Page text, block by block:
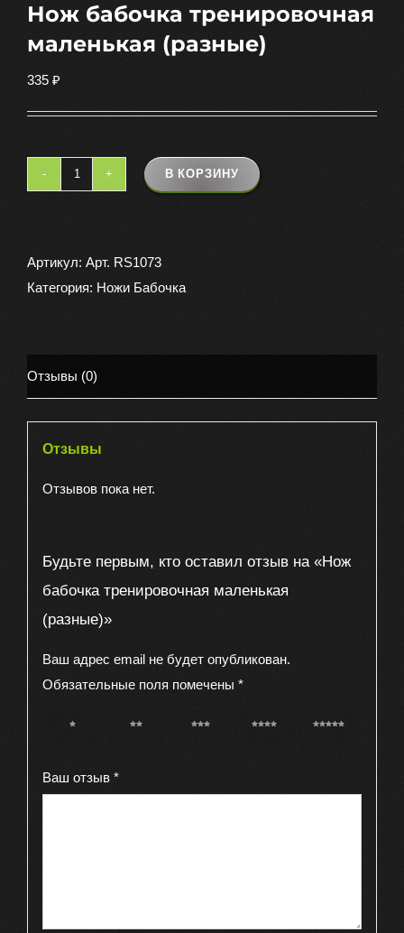
Нож бабочка тренировочная
маленькая (разные)
335 ₽
Количество
бабочка
тренировочная
В КОРЗИНУ
Артикул: Арт. RS1073
Категория: Ножи Бабочка
Отзывы (0)
Отзывы
Отзывов пока нет.
Будьте первым, кто оставил отзыв на «Нож
бабочка тренировочная маленькая
(разные)»
Ваш адрес email не будет опубликован.
Обязательные поля помечены *
1 из 5
2 из 5
3 из 5
4 из 5
5 из 5
Ваш отзыв *